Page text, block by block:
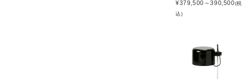
¥379,500～390,500(税
込)